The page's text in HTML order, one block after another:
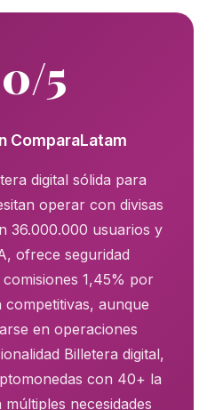
5
ComparaLatam
digital sólida para
operar con divisas
36.000.000 usuarios y
ofrece seguridad
1,45% por
aunque
en operaciones
Billetera digital,
con 40+ la
necesidades